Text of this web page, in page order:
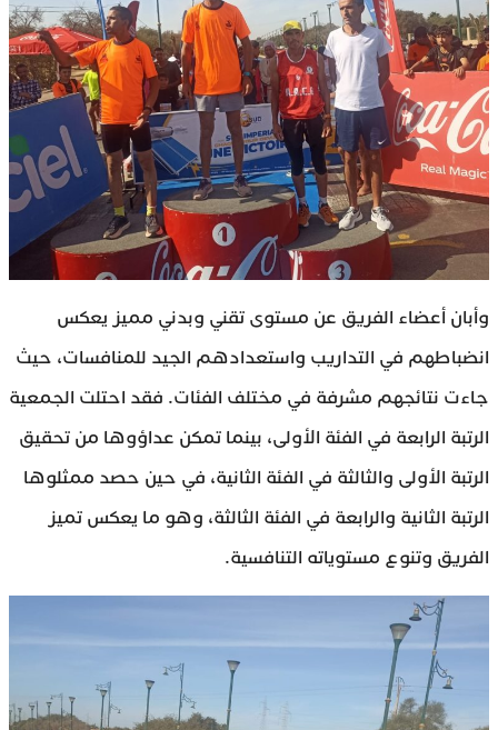
وأبان أعضاء الفريق عن مستوى تقني وبدني مميز يعكس
انضباطهم في التداريب واستعدادهم الجيد للمنافسات، حيث
جاءت نتائجهم مشرفة في مختلف الفئات. فقد احتلت الجمعية
الرتبة الرابعة في الفئة الأولى، بينما تمكن عداؤوها من تحقيق
الرتبة الأولى والثالثة في الفئة الثانية، في حين حصد ممثلوها
الرتبة الثانية والرابعة في الفئة الثالثة، وهو ما يعكس تميز
الفريق وتنوع مستوياته التنافسية.